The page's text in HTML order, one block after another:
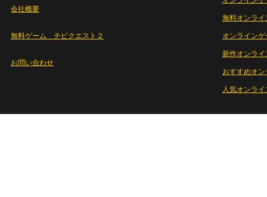
会社概要
無料ゲーム チビクエスト２
お問い合わせ
無料オンライ
オンライン
新作オンライ
おすすめオ
人気オンラ